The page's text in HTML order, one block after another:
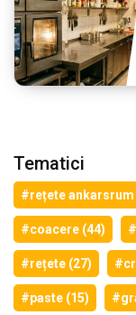
Tematici
#rețete ankarsrum
#coacere (44)
#rețete (27)
#paste (15)